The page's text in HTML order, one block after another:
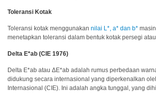
Pengukuran
Penampilan
Pencitraan
Hiperspektral
Pengukuran
Cahaya
Toleransi Kotak
Toleransi kotak menggunakan nilai L*, a* dan b*
menetapkan toleransi dalam bentuk kotak persegi
Delta E*ab (CIE 1976)
Delta E*ab atau ΔE*ab adalah rumus perbedaan
didukung secara internasional yang diperkenalkan
Internasional (CIE). Ini adalah angka tunggal, yang